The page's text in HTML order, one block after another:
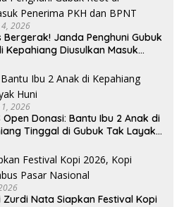
4, 2026
Bergerak! Janda Penghuni Gubuk
Kepahiang Diusulkan Masuk
1, 2026
Open Donasi: Bantu Ibu 2 Anak di
Tinggal di Gubuk Tak Layak
Zurdi Nata Siapkan Festival Kopi